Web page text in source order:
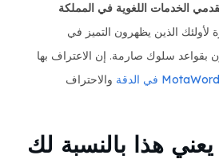
الخدمات اللغوية في المملكة
لأولئك الذين يظهرون التميز في
بقواعد سلوك صارمة. إن الاعتراف بها
والاحتراف
يعني هذا بالنسبة لك